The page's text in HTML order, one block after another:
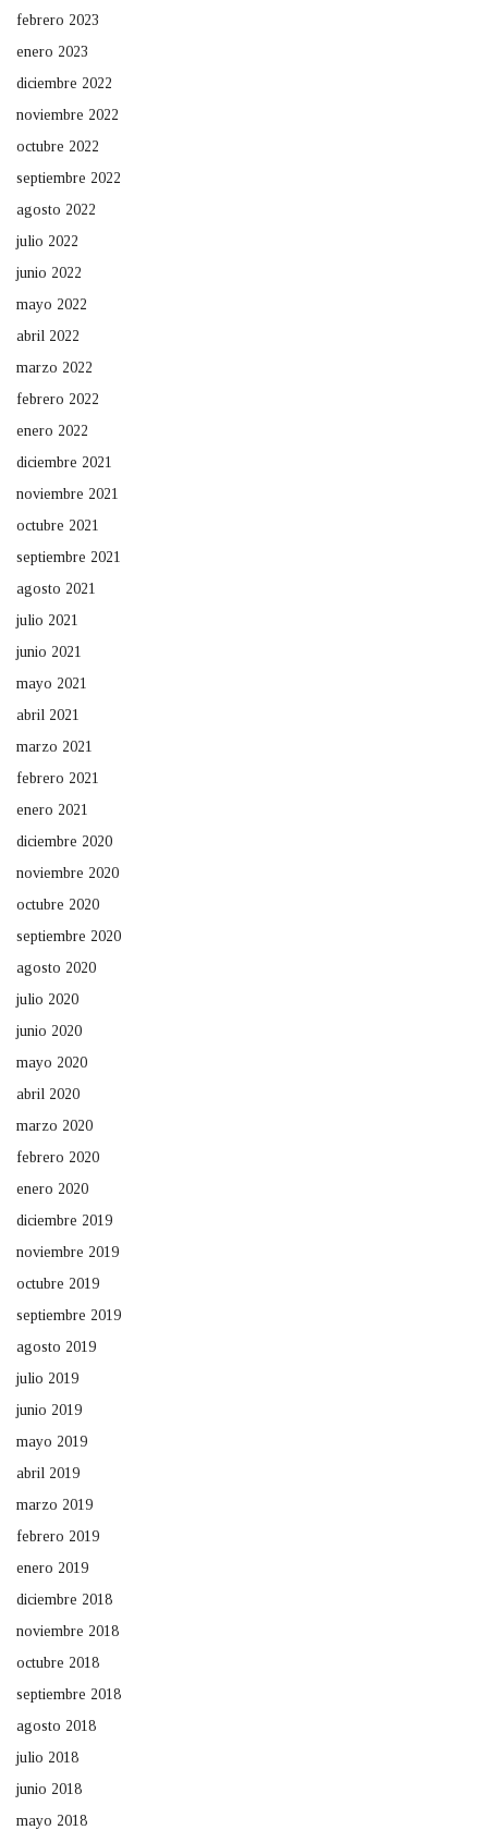
febrero 2023
enero 2023
diciembre 2022
noviembre 2022
octubre 2022
septiembre 2022
agosto 2022
julio 2022
junio 2022
mayo 2022
abril 2022
marzo 2022
febrero 2022
enero 2022
diciembre 2021
noviembre 2021
octubre 2021
septiembre 2021
agosto 2021
julio 2021
junio 2021
mayo 2021
abril 2021
marzo 2021
febrero 2021
enero 2021
diciembre 2020
noviembre 2020
octubre 2020
septiembre 2020
agosto 2020
julio 2020
junio 2020
mayo 2020
abril 2020
marzo 2020
febrero 2020
enero 2020
diciembre 2019
noviembre 2019
octubre 2019
septiembre 2019
agosto 2019
julio 2019
junio 2019
mayo 2019
abril 2019
marzo 2019
febrero 2019
enero 2019
diciembre 2018
noviembre 2018
octubre 2018
septiembre 2018
agosto 2018
julio 2018
junio 2018
mayo 2018